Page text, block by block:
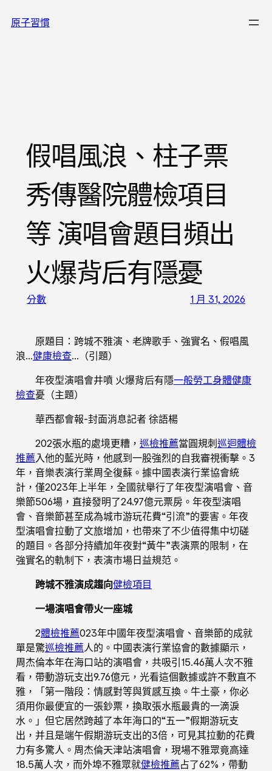
至原子習慣
假唱風浪、柱子票
秀傳醫院體檢項目
等 演唱會題目頻出
火爆背后有隱憂
分數 1 月 31, 2026
原題目：跨城不雅演、老牌歌手、強實名、假唱風
浪…健康檢查…（引題）
年夜型演唱會井噴 火爆背后有隱一般勞工身體健康
檢查憂（主題）
華西都會報-封面消息記者 徐語楊
202張水瓶的處境更糟， 巡檢推薦當圓規刺巡迴體檢
推薦 入他的藍光時，他感到一股強烈的自我審視衝擊。3
年，音樂表演行業周全復蘇。據中國表演行業協會統
計，僅2023年上半年，全國就舉行了年夜型演唱會、音
樂節506場，直接發明了24.97億元票房。年夜型演唱
會、音樂節甚至成為城市游玩花費“引流”的要害。年夜
型演唱會拉動了文旅增加，也帶來了不少值得集中切磋
的題目。各部分持續加年夜對“黃牛”表演票的限制，在
強實名的軌制下，表演市場日益規范。
跨城不雅演成趨向健檢項目
一場演唱會帶火一座城
2體檢推薦023年中國年夜型演唱會、音樂節的成就
單是驚巡檢推薦人的。中國表演行業協會的數據顯示，
周杰倫本年在海口站的演唱會，共吸引15.46萬人次不雅
看，帶動游玩支出9.76億元，光看這個數據或許不敷直不
雅，「第一階段：情感對等與質感互換。牛土豪，你必
須用你最便宜的一張鈔票，換取張水瓶最貴的一滴淚
水。」但它居然跨越了本年海口的“五一”假期游玩支
出，并且是端午假期游玩支出的3倍，可見其拉動的花費
力有多驚人。周杰倫天津站演唱會，現場不雅眾竟高達
18.5萬人次，而外埠不雅眾就健檢推薦占了62%，帶動